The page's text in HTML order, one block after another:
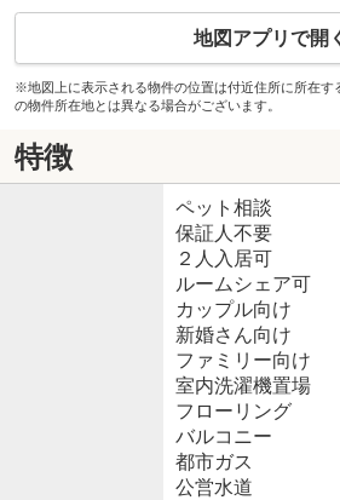
地図アプリで開
※地図上に表示される物件の位置は付近住所に所在す
の物件所在地とは異なる場合がございます。
特徴
ペット相談
保証人不要
２人入居可
ルームシェア可
カップル向け
新婚さん向け
ファミリー向け
室内洗濯機置場
フローリング
バルコニー
都市ガス
公営水道